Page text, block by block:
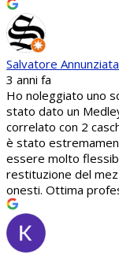
Salvatore Annunziata
3 anni fa
Ho noleggiato uno
stato dato un
correlato con 2
è stato
essere molto
restituzione del
onesti. Ottima